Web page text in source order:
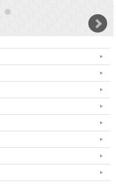
、なるべく早めにお与えくださ